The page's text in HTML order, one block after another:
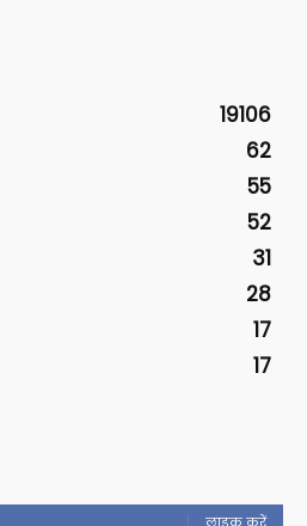
19106
62
55
52
31
28
17
17